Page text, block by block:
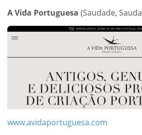
A Vida Portuguesa (Saudade,
www.avidaportuguesa.com